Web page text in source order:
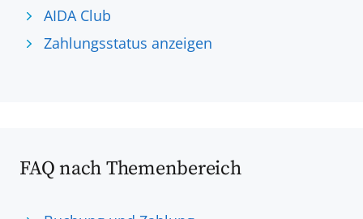
AIDA Club
Zahlungsstatus anzeigen
FAQ nach Themenbereich